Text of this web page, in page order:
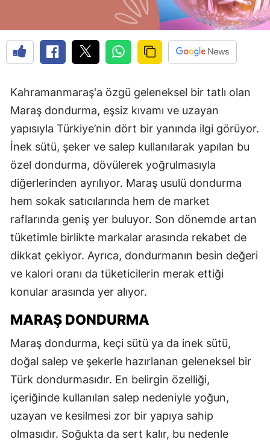
Kahramanmaraş'a özgü geleneksel bir tatlı olan
Maraş dondurma, eşsiz kıvamı ve uzayan
yapısıyla Türkiye’nin dört bir yanında ilgi görüyor.
İnek sütü, şeker ve salep kullanılarak yapılan bu
özel dondurma, dövülerek yoğrulmasıyla
diğerlerinden ayrılıyor. Maraş usulü dondurma
hem sokak satıcılarında hem de market
raflarında geniş yer buluyor. Son dönemde artan
tüketimle birlikte markalar arasında rekabet de
dikkat çekiyor. Ayrıca, dondurmanın besin değeri
ve kalori oranı da tüketicilerin merak ettiği
konular arasında yer alıyor.
MARAŞ DONDURMA
Maraş dondurma, keçi sütü ya da inek sütü,
doğal salep ve şekerle hazırlanan geleneksel bir
Türk dondurmasıdır. En belirgin özelliği,
içeriğinde kullanılan salep nedeniyle yoğun,
uzayan ve kesilmesi zor bir yapıya sahip
olmasıdır. Soğukta da sert kalır, bu nedenle